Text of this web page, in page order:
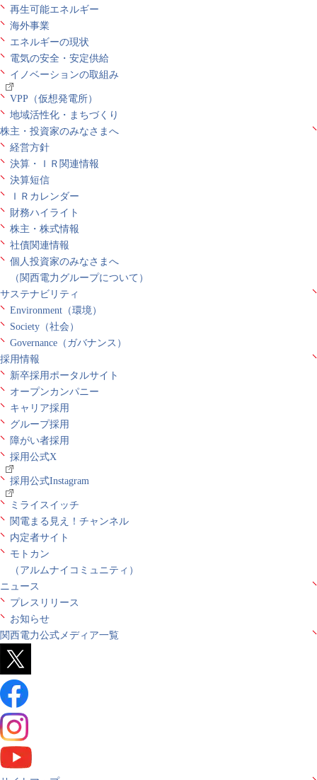
再生可能エネルギー
海外事業
エネルギーの現状
電気の安全・安定供給
イノベーションの取組み
VPP（仮想発電所）
地域活性化・まちづくり
株主・投資家のみなさまへ
経営方針
決算・ＩＲ関連情報
決算短信
ＩＲカレンダー
財務ハイライト
株主・株式情報
社債関連情報
個人投資家のみなさまへ
（関西電力グループについて）
サステナビリティ
Environment（環境）
Society（社会）
Governance（ガバナンス）
採用情報
新卒採用ポータルサイト
オープンカンパニー
キャリア採用
グループ採用
障がい者採用
採用公式X
採用公式Instagram
ミライスイッチ
関電まる見え！チャンネル
内定者サイト
モトカン
（アルムナイコミュニティ）
ニュース
プレスリリース
お知らせ
関西電力公式メディア一覧